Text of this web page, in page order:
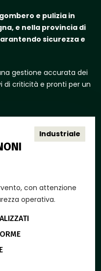
e pulizia in
e nella provincia di
sicurezza e
gestione accurata dei
di criticità e pronti per un
con attenzione
operativa.
Industriale